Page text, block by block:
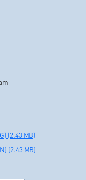
(2.43 MB)
(2.43 MB)